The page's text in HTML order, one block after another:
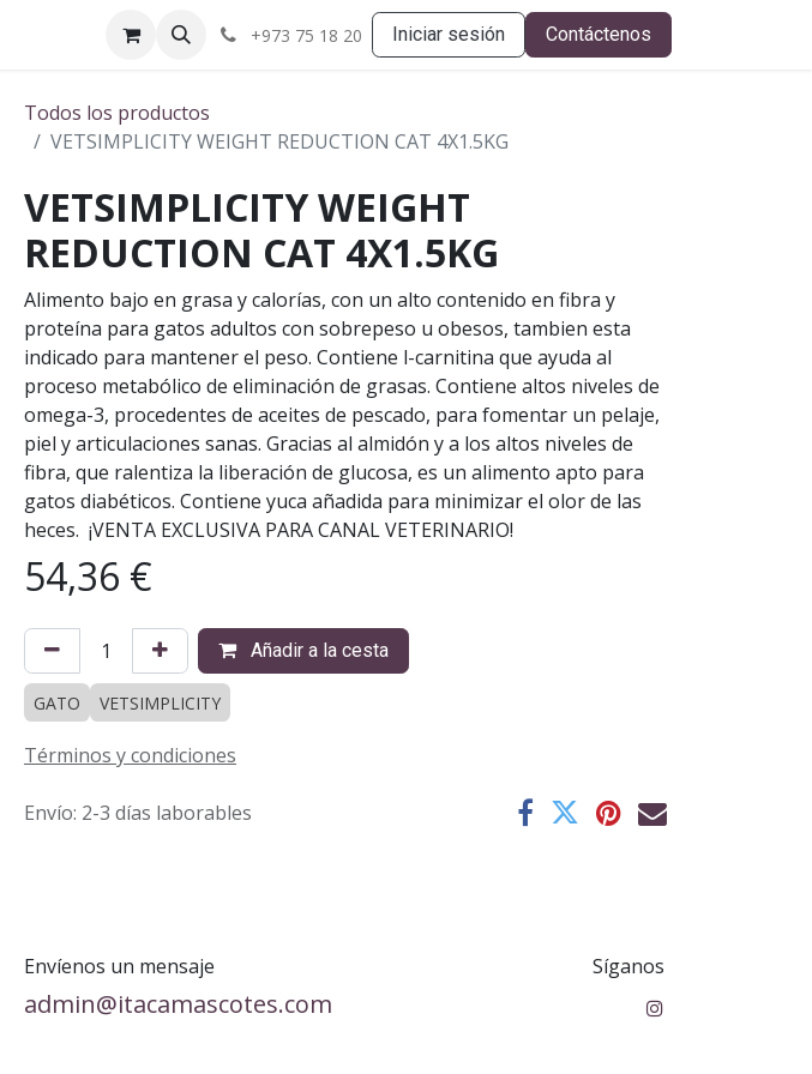
+973 75 18 20 Iniciar sesión Contáctenos
Todos los productos
VETSIMPLICITY WEIGHT REDUCTION CAT 4X1.5KG
VETSIMPLICITY WEIGHT
REDUCTION CAT 4X1.5KG
Alimento bajo en grasa y calorías, con un alto contenido en fibra y
proteína para gatos adultos con sobrepeso u obesos, tambien esta
indicado para mantener el peso. Contiene l-carnitina que ayuda al
proceso metabólico de eliminación de grasas. Contiene altos niveles de
omega-3, procedentes de aceites de pescado, para fomentar un pelaje,
piel y articulaciones sanas. Gracias al almidón y a los altos niveles de
fibra, que ralentiza la liberación de glucosa, es un alimento apto para
gatos diabéticos. Contiene yuca añadida para minimizar el olor de las
heces. ¡VENTA EXCLUSIVA PARA CANAL VETERINARIO!
54,36 €
Añadir a la cesta
GATO VETSIMPLICITY
Términos y condiciones
Envío: 2-3 días laborables
Envíenos un mensaje
admin@itacamascotes.com
Síganos